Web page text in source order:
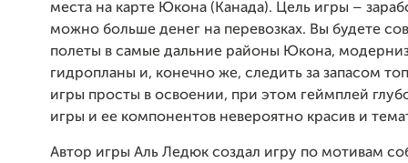
места на карте Юкона (Канада). Цель игры –
можно больше денег на перевозках. Вы будете
полеты в самые дальние районы Юкона,
гидропланы и, конечно же, следить за запасом
игры просты в освоении, при этом геймплей
игры и ее компонентов невероятно красив и
Автор игры Аль Ледюк создал игру по мотивам